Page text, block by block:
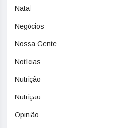
Natal
Negócios
Nossa Gente
Notícias
Nutrição
Nutriçao
Opinião